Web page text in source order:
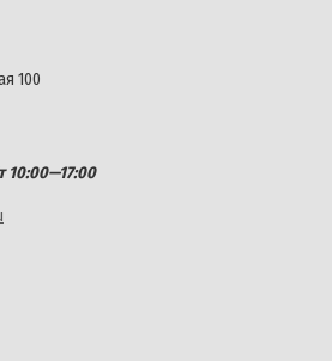
100
10:00—17:00